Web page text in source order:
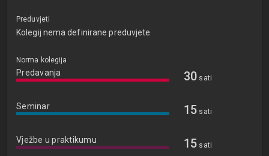
Preduvjeti
Kolegij nema definirane preduvjete
Norma kolegija
Predavanja 30 sati
Seminar 15 sati
Vježbe u praktikumu 15 sati